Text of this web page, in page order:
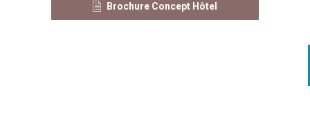
Brochure Concept Hôtel